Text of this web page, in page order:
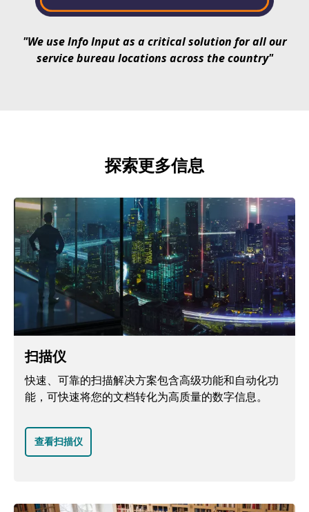
"We use Info Input as a critical solution for all our
service bureau locations across the country"
探索更多信息
扫描仪
快速、可靠的扫描解决方案包含高级功能和自动化功
能，可快速将您的文档转化为高质量的数字信息。
查看扫描仪